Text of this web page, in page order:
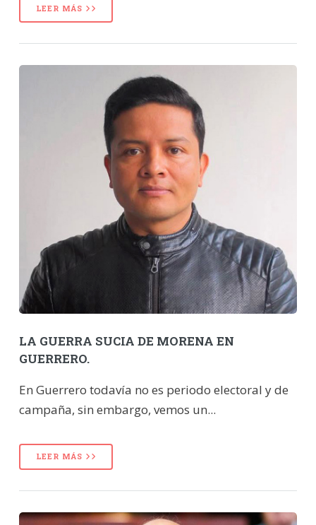
LEER MÁS
LA GUERRA SUCIA DE MORENA EN
GUERRERO.
En Guerrero todavía no es periodo electoral y de
campaña, sin embargo, vemos un...
LEER MÁS